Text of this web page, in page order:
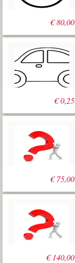
€80,00
€0,25
€75,00
€140,00